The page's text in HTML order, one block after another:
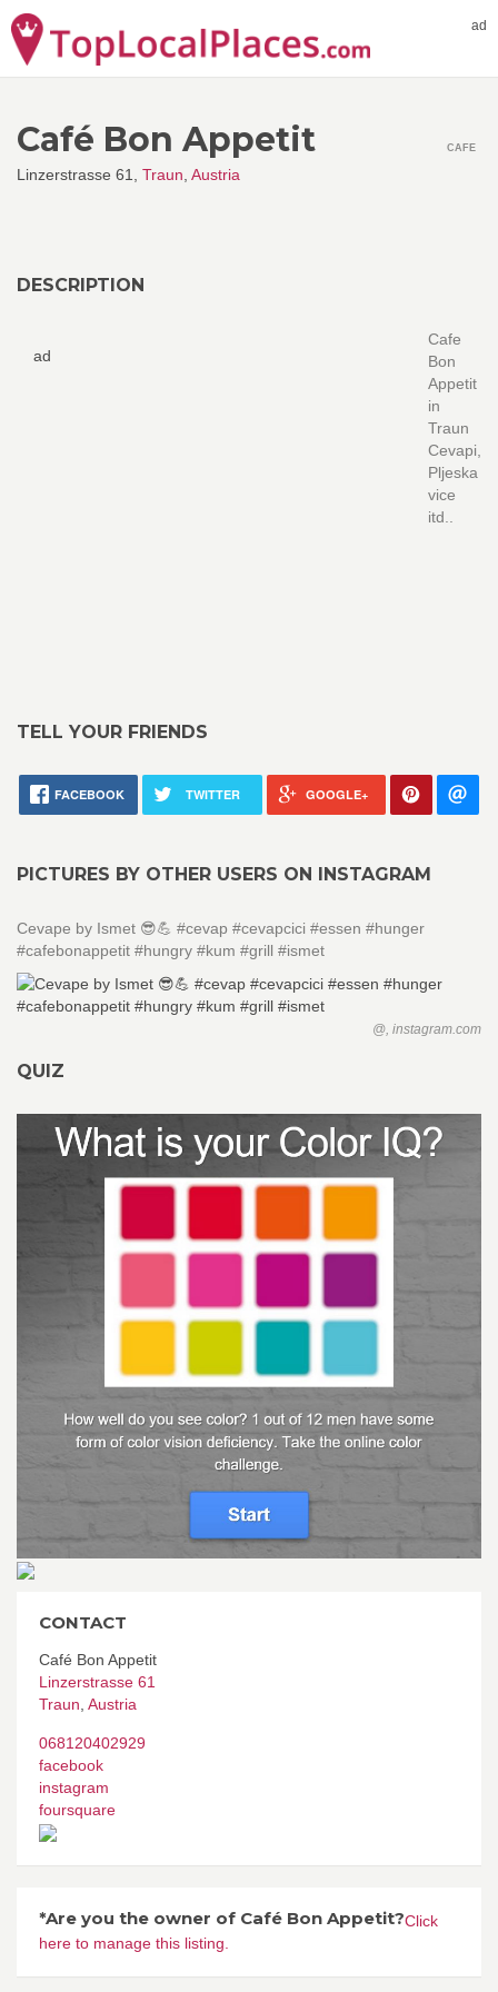
ad
Café Bon Appetit
Linzerstrasse 61, Traun Austria
CAFE
DESCRIPTION
ad
Cafe
Bon
Appetit
in
Traun
Cevapi,
Pljeska
vice
itd..
TELL YOUR FRIENDS
FACEBOOK TWITTER GOOGLE+
PICTURES BY OTHER USERS ON INSTAGRAM
Cevape by Ismet 😎💪 #cevap #cevapcici #essen #hunger
#cafebonappetit #hungry #kum #grill #ismet
@, instagram.com
QUIZ
CONTACT
Café Bon Appetit
Linzerstrasse 61
Traun Austria
068120402929
facebook
instagram
foursquare
*Are you the owner of Café Bon Appetit?Click
here to manage this listing.